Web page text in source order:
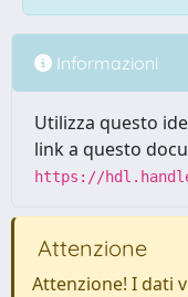
Informazioni
Utilizza questo
link a questo
https://
Attenzione
Attenzione! I dati